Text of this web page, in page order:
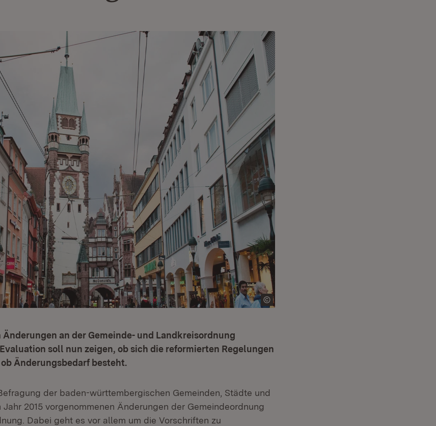
Änderungen an der Gemeinde- und Landkreisordnung
soll nun zeigen, ob sich die reformierten Regelungen
Änderungsbedarf besteht.
der baden-württembergischen Gemeinden, Städte und
2015 vorgenommenen Änderungen der Gemeindeordnung
Dabei geht es vor allem um die Vorschriften zu